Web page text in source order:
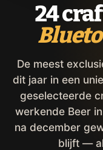
24
De meest
dit jaar in een
geselecteerde
werkende Beer
na december
blijft —